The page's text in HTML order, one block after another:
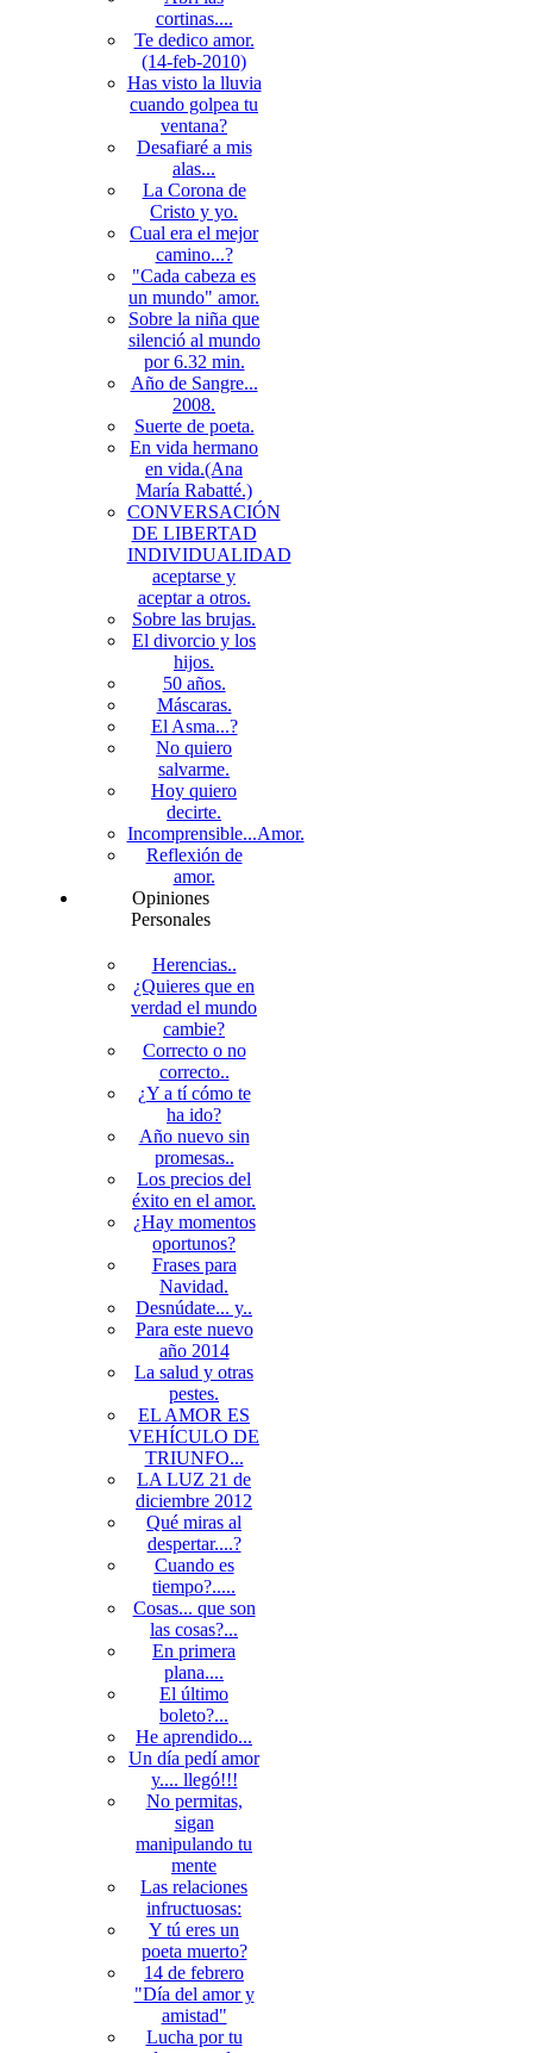
cortinas....
Te dedico amor.
(14-feb-2010)
Has visto la lluvia
cuando golpea tu
ventana?
Desafiaré a mis
alas...
La Corona de
Cristo y yo.
Cual era el mejor
camino...?
"Cada cabeza es
un mundo" amor.
Sobre la niña que
silenció al mundo
por 6.32 min.
Año de Sangre...
2008.
Suerte de poeta.
En vida hermano
en vida.(Ana
María Rabatté.)
CONVERSACIÓN
DE LIBERTAD
INDIVIDUALIDAD
aceptarse y
aceptar a otros.
Sobre las brujas.
El divorcio y los
hijos.
50 años.
Máscaras.
El Asma...?
No quiero
salvarme.
Hoy quiero
decirte.
Incomprensible...Amor.
Reflexión de
amor.
Opiniones
Personales
Herencias..
¿Quieres que en
verdad el mundo
cambie?
Correcto o no
correcto..
¿Y a tí cómo te
ha ido?
Año nuevo sin
promesas..
Los precios del
éxito en el amor.
¿Hay momentos
oportunos?
Frases para
Navidad.
Desnúdate... y..
Para este nuevo
año 2014
La salud y otras
pestes.
EL AMOR ES
VEHÍCULO DE
TRIUNFO...
LA LUZ 21 de
diciembre 2012
Qué miras al
despertar....?
Cuando es
tiempo?.....
Cosas... que son
las cosas?...
En primera
plana....
El último
boleto?...
He aprendido...
Un día pedí amor
y.... llegó!!!
No permitas,
sigan
manipulando tu
mente
Las relaciones
infructuosas:
Y tú eres un
poeta muerto?
14 de febrero
"Día del amor y
amistad"
Lucha por tu